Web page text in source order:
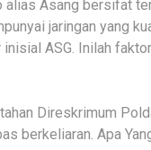
alias Asang bersifat
jaringan yang
ASG. Inilah
Direskrimum
berkeliaran. Apa